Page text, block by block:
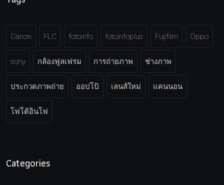
Canon FLC fotoinfo fotoinfoplus Fujifilm Oppo
sony กล้องฟูลเฟรม การถ่ายภาพ ช่างภาพ
ประกวดภาพถ่าย ออปโป้ เลนส์ใหม่ แคนนอน
โฟโต้อินโฟ
Categories